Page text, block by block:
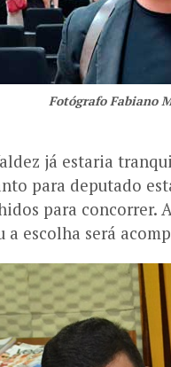
Fotógrafo Fabiano
já estaria
para deputado
para concorrer.
a escolha será